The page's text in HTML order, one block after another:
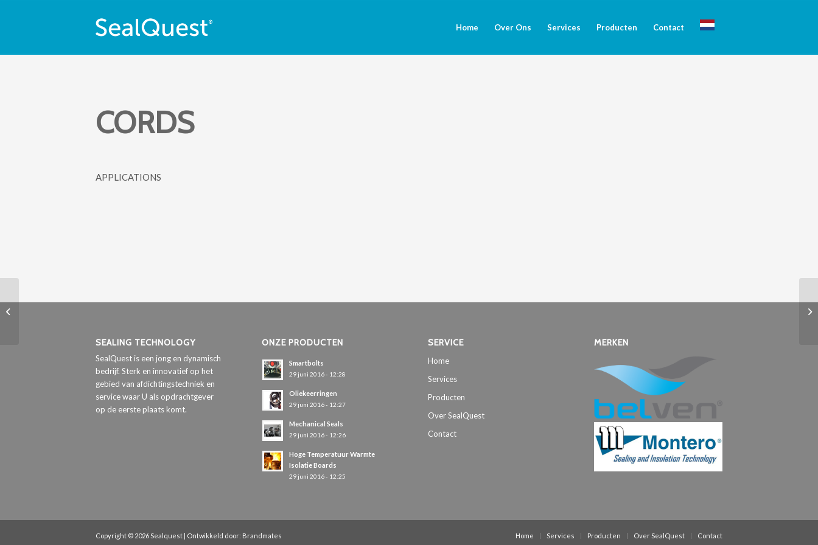
Home Over Ons Services Producten Contact
CORDS
APPLICATIONS
SEALING TECHNOLOGY
SealQuest is een jong en dynamisch
bedrijf. Sterk en innovatief op het
gebied van afdichtingstechniek en
service waar U als opdrachtgever
op de eerste plaats komt.
ONZE PRODUCTEN
Smartbolts
29 juni 2016 - 12:28
Oliekeerringen
29 juni 2016 - 12:27
Mechanical Seals
29 juni 2016 - 12:26
Hoge Temperatuur Warmte
Isolatie Boards
29 juni 2016 - 12:25
SERVICE
Home
Services
Producten
Over SealQuest
Contact
MERKEN
Copyright © 2026 Sealquest | Ontwikkeld door: Brandmates Home Services Producten Over SealQuest Contact